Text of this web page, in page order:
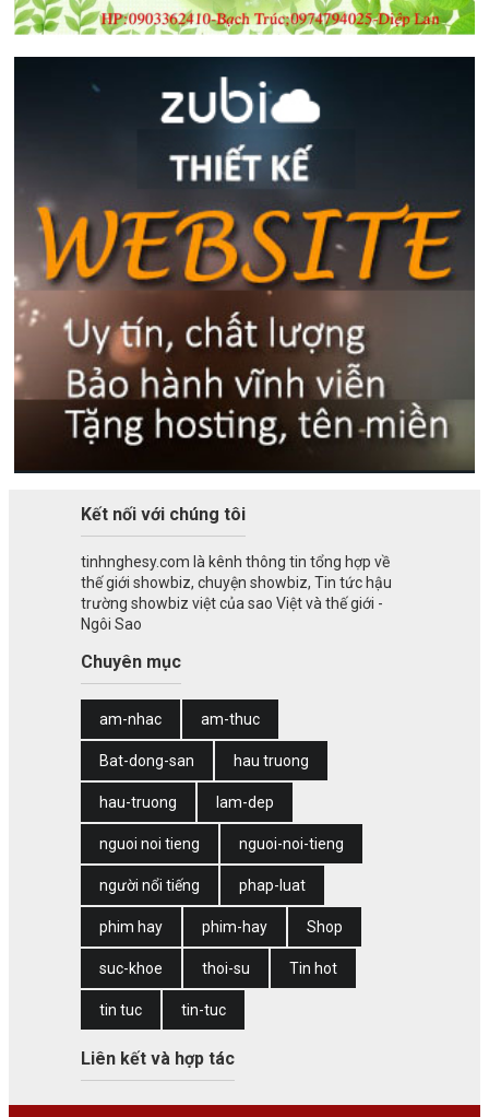
Kết nối với chúng tôi
tinhnghesy.com là kênh thông tin tổng hợp về
thế giới showbiz, chuyện showbiz, Tin tức hậu
trường showbiz việt của sao Việt và thế giới -
Ngôi Sao
Chuyên mục
am-nhac am-thuc
Bat-dong-san hau truong
hau-truong lam-dep
nguoi noi tieng nguoi-noi-tieng
người nổi tiếng phap-luat
phim hay phim-hay Shop
suc-khoe thoi-su Tin hot
tin tuc tin-tuc
Liên kết và hợp tác